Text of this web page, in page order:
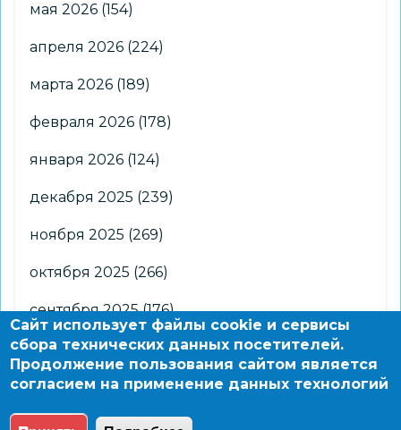
мая 2026 (154)
апреля 2026 (224)
марта 2026 (189)
февраля 2026 (178)
января 2026 (124)
декабря 2025 (239)
ноября 2025 (269)
октября 2025 (266)
сентября 2025(176)
августа 2025(2)
Сайт использует файлы cookie и сервисы
сбора технических данных посетителей.
Продолжение пользования сайтом является
согласием на применение данных технологий